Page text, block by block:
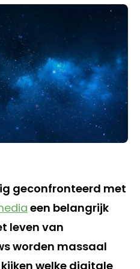
geconfronteerd met
een belangrijk
leven van
worden massaal
welke digitale